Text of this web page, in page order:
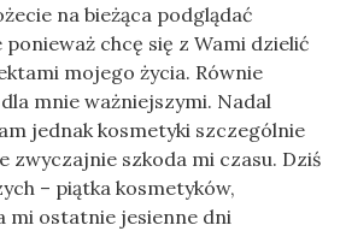
na bieżąca podglądać
chcę się z Wami dzielić
mojego życia. Równie
mnie ważniejszymi. Nadal
jednak kosmetyki szczególnie
zwyczajnie szkoda mi czasu. Dziś
– piątka kosmetyków,
mi ostatnie jesienne dni